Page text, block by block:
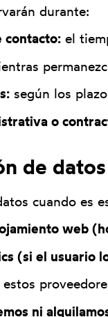
durante:
contacto: el
según los
o
de
cuando es
web
(si el usuario
ni